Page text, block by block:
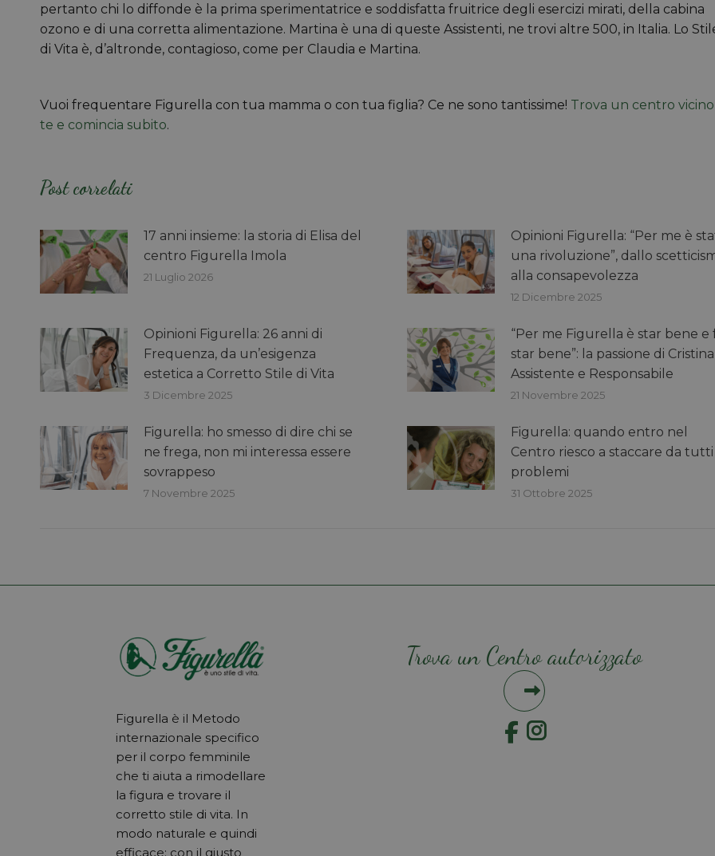
pertanto chi lo diffonde è la prima sperimentatrice e soddisfatta fruitrice degli esercizi mirati, della cabina
ozono e di una corretta alimentazione. Martina è una di queste Assistenti, ne trovi altre 500, in Italia. Lo
di Vita è, d’altronde, contagioso, come per Claudia e Martina.
Vuoi frequentare Figurella con tua mamma o con tua figlia? Ce ne sono tantissime! Trova un centro
te e comincia subito.
Post correlati
17 anni insieme: la storia di Elisa del
centro Figurella Imola
21 Luglio 2026
Opinioni Figurella: “Per me è
una rivoluzione”, dallo
alla consapevolezza
12 Dicembre 2025
Opinioni Figurella: 26 anni di
Frequenza, da un’esigenza
estetica a Corretto Stile di Vita
3 Dicembre 2025
“Per me Figurella è star bene e
star bene”: la passione di
Assistente e Responsabile
21 Novembre 2025
Figurella: ho smesso di dire chi se
ne frega, non mi interessa essere
sovrappeso
7 Novembre 2025
Figurella: quando entro nel
Centro riesco a staccare da tutti
problemi
31 Ottobre 2025
Figurella è il Metodo
internazionale specifico
per il corpo femminile
che ti aiuta a rimodellare
la figura e trovare il
corretto stile di vita. In
modo naturale e quindi
efficace: con il giusto
Trova un Centro autorizzato
Instagram